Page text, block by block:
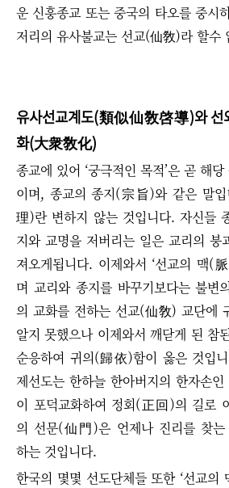
운 신훙종교 또는 중국의 타오를 중시
저리의 유사불교는 선교(仙敎)라 할수
유사선교계도(類似仙敎啓導)와 선
화(大衆敎化)
종교에 있어 ‘궁극적인 목적’은 곧 해
이며, 종교의 종지(宗旨)와 같은 말입
理)란 변하지 않는 것입니다. 자신들
지와 교명을 저버리는 일은 교리의 붕
져오게됩니다. 이제와서 ‘선교의 맥(
며 교리와 종지를 바꾸기보다는 불변
의 교화를 전하는 선교(仙敎) 교단에
알지 못했으나 이제와서 깨닫게 된 참
순응하여 귀의(歸依)함이 옳은 것입
제선도는 한하늘 한아버지의 한자손
이 포덕교화하여 정회(正回)의 길로
의 선문(仙門)은 언제나 진리를 찾는
하는 것입니다.
한국의 몇몇 선도단체들 또한 ‘선교의